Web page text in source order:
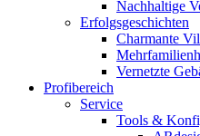
Nachhaltige
Erfolgsgeschichten
Charmante
Vernetzte
Profibereich
Service
Tools &